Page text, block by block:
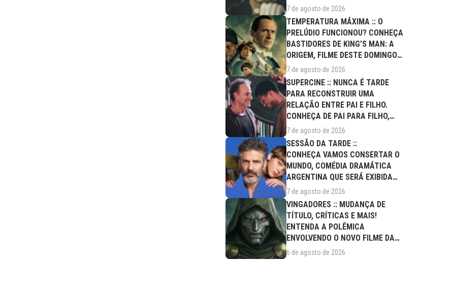
DRAMA FAMILIAR
7 de agosto de 2026
TEMPERATURA MÁXIMA :: O
PRELÚDIO FUNCIONOU? CONHEÇA
BASTIDORES DE KING’S MAN: A
ORIGEM, FILME DESTE DOMINGO
(09/08)
7 de agosto de 2026
SUPERCINE :: NUNCA É TARDE
PARA RECONSTRUIR UMA
RELAÇÃO ENTRE PAI E FILHO.
CONHEÇA DE PAI PARA FILHO,
FILME DESTE...
7 de agosto de 2026
SESSÃO DA TARDE ::
CONHEÇA VAMOS CONSERTAR O
MUNDO, COMÉDIA DRAMÁTICA
ARGENTINA QUE SERÁ EXIBIDA
NESTA SEXTA (07/08)
7 de agosto de 2026
VINGADORES :: MUDANÇA DE
TÍTULO, CRÍTICAS E MAIS!
ENTENDA A POLÊMICA
ENVOLVENDO O NOVO FILME DA
MARVEL
6 de agosto de 2026